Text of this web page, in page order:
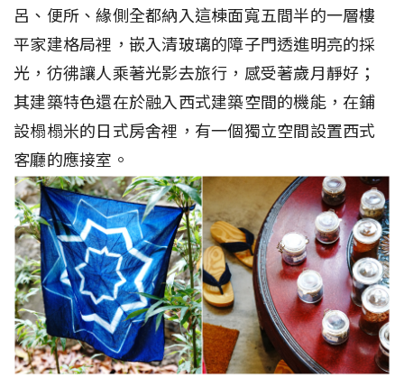
呂、便所、緣側全都納入這棟面寬五間半的一層樓
平家建格局裡，嵌入清玻璃的障子門透進明亮的採
光，彷彿讓人乘著光影去旅行，感受著歲月靜好；
其建築特色還在於融入西式建築空間的機能，在鋪
設榻榻米的日式房舍裡，有一個獨立空間設置西式
客廳的應接室。